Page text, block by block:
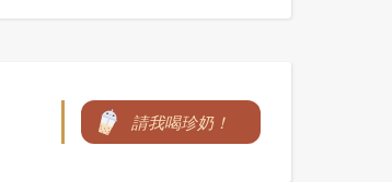
請我喝珍奶！